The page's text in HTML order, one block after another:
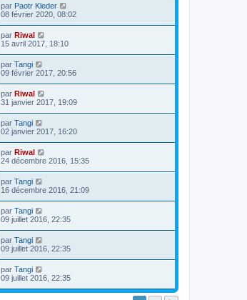
par Paotr Kleder
08 février 2020, 08:02
par Riwal
15 avril 2017, 18:10
par Tangi
09 février 2017, 20:56
par Riwal
31 janvier 2017, 19:09
par Tangi
02 janvier 2017, 16:20
par Riwal
24 décembre 2016, 15:35
par Tangi
16 décembre 2016, 21:09
par Tangi
09 juillet 2016, 22:35
par Tangi
09 juillet 2016, 22:35
par Tangi
09 juillet 2016, 22:35